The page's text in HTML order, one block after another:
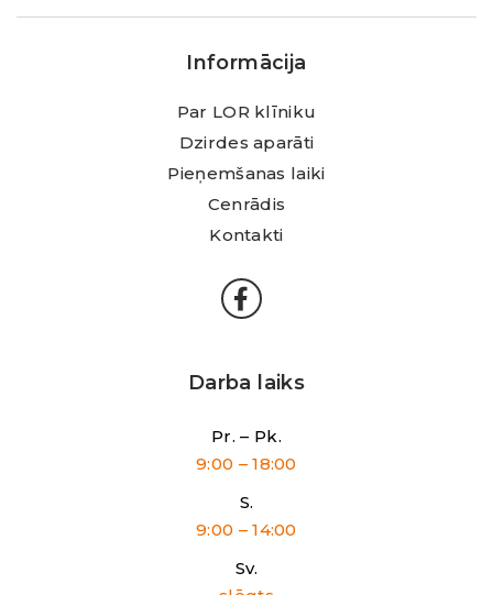
Klīnika
Informācija
Par LOR klīniku
Dzirdes aparāti
Pieņemšanas laiki
Cenrādis
Kontakti
Darba laiks
Pr. – Pk.
9:00 – 18:00
S.
9:00 – 14:00
Sv.